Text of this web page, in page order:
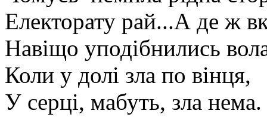
Електорату рай...А де ж
Навіщо уподібнились
Коли у долі зла по вінця,
У серці, мабуть, зла нема.